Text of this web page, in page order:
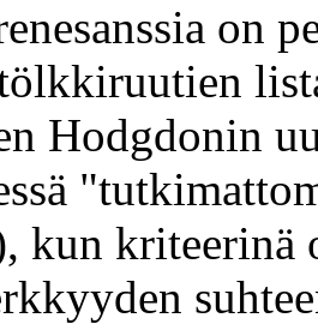
on
Hodgdonin
kun kriteerinä